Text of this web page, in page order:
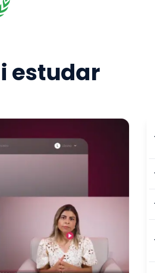
estudar